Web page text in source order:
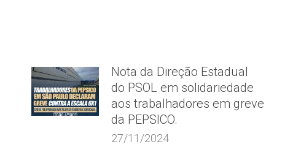
Nota da Direção Estadual
do PSOL em solidariedade
aos trabalhadores em greve
da PEPSICO.
27/11/2024